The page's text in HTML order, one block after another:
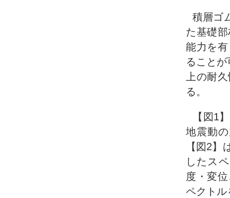
積層ゴ
た基礎
能力を
ること
上の耐
る。
【図1
地震動
【図2
したス
度・変
ペクトル